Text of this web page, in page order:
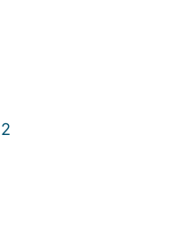
2